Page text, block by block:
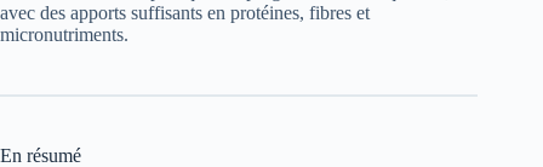
avec des apports suffisants en protéines, fibres et
micronutriments.
En résumé